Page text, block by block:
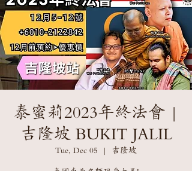
泰蜜莉2023年終法會 |
吉隆坡 BUKIT JALIL
Tue, Dec 05
  |
吉隆坡